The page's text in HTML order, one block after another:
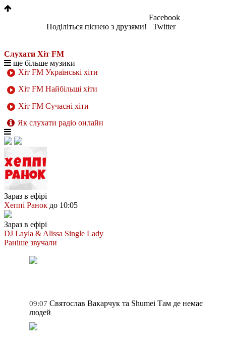
Поділіться піснею з друзями!
Facebook
Twitter
Слухати Хіт FM
ще більше музики
Хіт FM Українські хіти
Хіт FM Найбільші хіти
Хіт FM Сучасні хіти
Як слухати радіо онлайн
Зараз в ефірі
Хеппі Ранок до 10:05
Зараз в ефірі
DJ Layla & Alissa Single Lady
Раніше звучали
09:07 Святослав Вакарчук та Shumei Там де немає
людей